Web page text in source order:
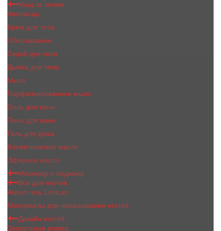
Уход за телом
Автозагар
Крем для тела
Обертывание
Скраб для тела
Дымка для тела
Мыло
Парфюмированное мыло
Соль для ванн
Пена для ванн
Гель для душа
Косметическое масло
Эфирное масло
Маникюр и педикюр
Все для ногтей
Акрил гель LoriLac
Материалы для наращивания ногтей
Дизайн ногтей
Зеркальная втирка